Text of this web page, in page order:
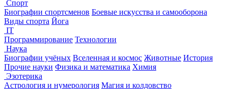
Спорт
Биографии спортсменов Боевые искусства и самооборона
Виды спорта Йога
IT
Программирование Технологии
Наука
Биографии учёных Вселенная и космос Животные История
Прочие науки Физика и математика Химия
Эзотерика
Астрология и нумерология Магия и колдовство